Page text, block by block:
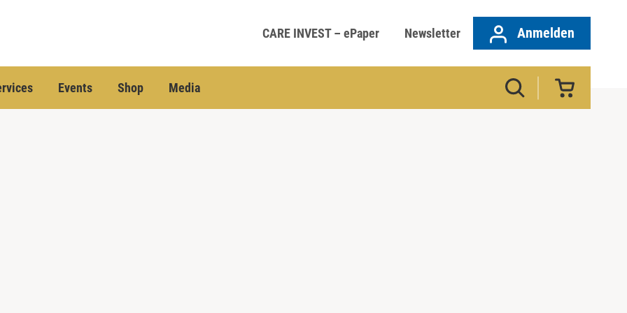
CARE INVEST – ePaper Newsletter Anmelden
Events Shop Media